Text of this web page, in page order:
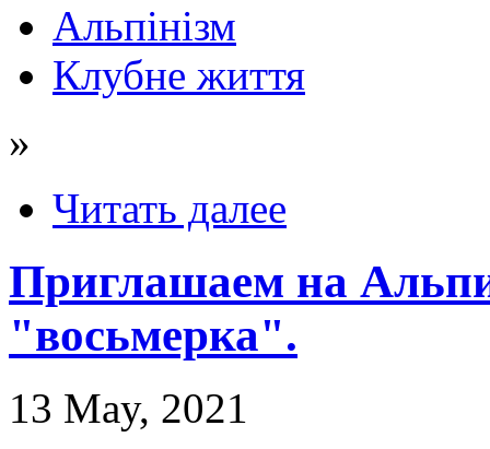
Альпінізм
Клубне життя
»
Читать далее
Приглашаем на
"восьмерка".
13 May, 2021